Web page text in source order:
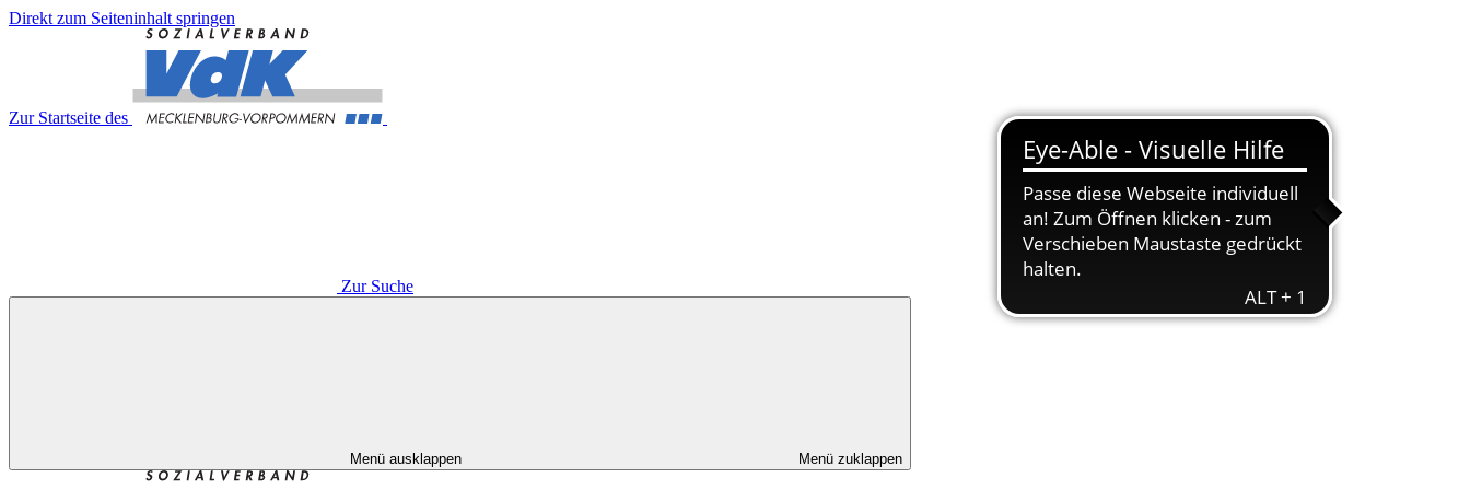
Direkt zum Seiteninhalt springen
Zur Startseite des
Zur Suche
Menü ausklappen Menü zuklappen